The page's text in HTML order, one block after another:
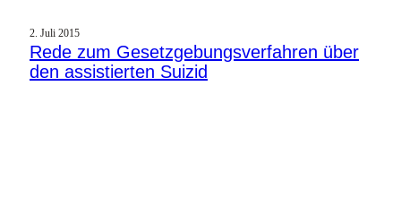
2. Juli 2015
Rede zum Gesetzgebungsverfahren über
den assistierten Suizid